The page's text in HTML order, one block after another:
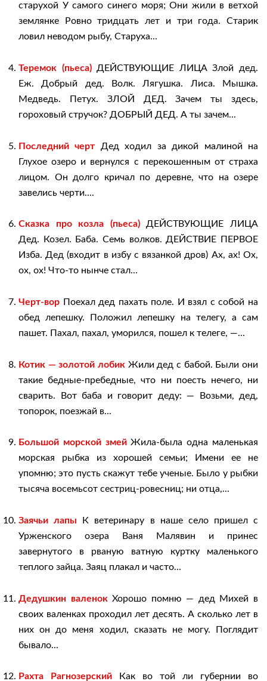
старухой У самого синего моря; Они жили в ветхой
землянке Ровно тридцать лет и три года. Старик
ловил неводом рыбу, Старуха...
Теремок (пьеса)ДЕЙСТВУЮЩИЕ ЛИЦА Злой дед.
Еж. Добрый дед. Волк. Лягушка. Лиса. Мышка.
Медведь. Петух. ЗЛОЙ ДЕД. Зачем ты здесь,
гороховый стручок? ДОБРЫЙ ДЕД. А ты зачем...
Последний черт Дед ходил за дикой малиной на
Глухое озеро и вернулся с перекошенным от страха
лицом. Он долго кричал по деревне, что на озере
завелись черти....
Сказка про козла (пьеса)ДЕЙСТВУЮЩИЕ ЛИЦА
Дед. Козел. Баба. Семь волков. ДЕЙСТВИЕ ПЕРВОЕ
Изба. Дед (входит в избу с вязанкой дров) Ах, ах! Ох,
ох, ох! Что-то нынче стал...
Черт-вор Поехал дед пахать поле. И взял с собой на
обед лепешку. Положил лепешку на телегу, а сам
пашет. Пахал, пахал, уморился, пошел к телеге, —...
Котик — золотой лобик Жили дед с бабой. Были они
такие бедные-пребедные, что ни поесть нечего, ни
сварить. Вот баба и говорит деду: — Возьми, дед,
топорок, поезжай в...
Большой морской змейЖила-была одна маленькая
морская рыбка из хорошей семьи; Имени ее не
упомню; это пусть скажут тебе ученые. Было у рыбки
тысяча восемьсот сестриц-ровесниц; ни отца,...
Заячьи лапы К ветеринару в наше село пришел с
Урженского озера Ваня Малявин и принес
завернутого в рваную ватную куртку маленького
теплого зайца. Заяц плакал и часто...
Дедушкин валенок Хорошо помню — дед Михей в
своих валенках проходил лет десять. А сколько лет в
них он до меня ходил, сказать не могу. Поглядит
бывало...
Рахта Рагнозерский Как во той ли губернии во